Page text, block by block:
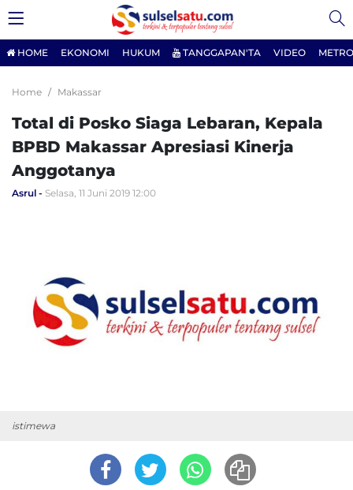
HOME EKONOMI HUKUM TANGGAPAN'TA VIDEO
Home Makassar
Total di Posko Siaga Lebaran, Kepala
BPBD Makassar Apresiasi Kinerja
Anggotanya
Asrul Selasa, 11 Juni 2019 12:00
istimewa